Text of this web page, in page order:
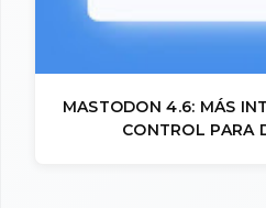
MASTODON 4.6: MÁS
CONTROL PARA